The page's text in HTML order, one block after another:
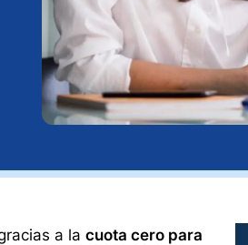
a la cuota cero para